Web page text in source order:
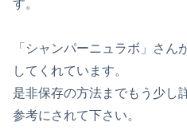
す。
「シャンパーニュラボ」さ
してくれています。
是非保存の方法までもう少し
参考にされて下さい。